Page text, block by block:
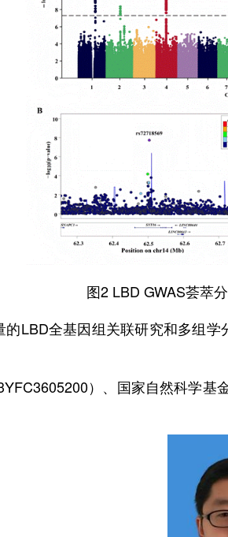
图2 LBD GWAS荟萃
的LBD全基因组关联研究和多组学
）、国家自然科学基